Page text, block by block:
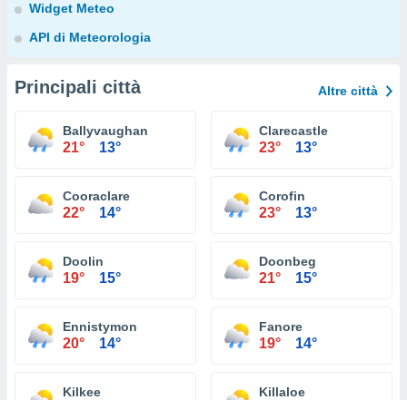
Widget Meteo
API di Meteorologia
Principali città Altre città
Ballyvaughan
21° 13°
Clarecastle
23° 13°
Cooraclare
22° 14°
Corofin
23° 13°
Doolin
19° 15°
Doonbeg
21° 15°
Ennistymon
20° 14°
Fanore
19° 14°
Kilkee Killaloe